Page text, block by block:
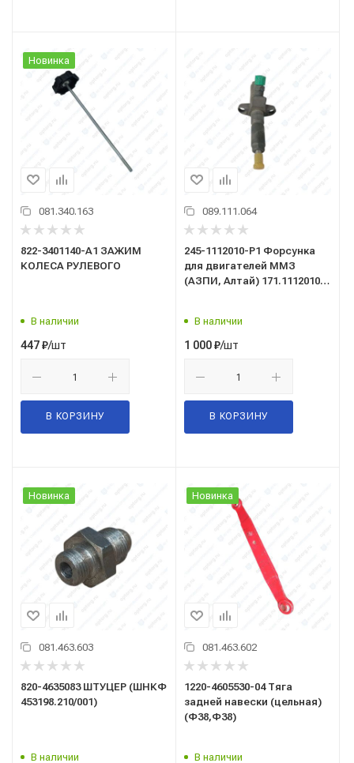
Новинка
081.340.163
822-3401140-А1 ЗАЖИМ
КОЛЕСА РУЛЕВОГО
В наличии
447₽/шт
В КОРЗИНУ
089.111.064
245-1112010-Р1 Форсунка
для двигателей ММЗ
(АЗПИ, Алтай) 171.1112010-
В наличии
1 000₽/шт
В КОРЗИНУ
Новинка
081.463.603
820-4635083 ШТУЦЕР (ШНКФ
453198.210/001)
В наличии
Новинка
081.463.602
1220-4605530-04 Тяга
задней навески (цельная)
(Ф38,Ф38)
В наличии